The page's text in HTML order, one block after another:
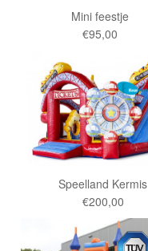
Mini feestje
€95,00
Speelland Kermis
€200,00